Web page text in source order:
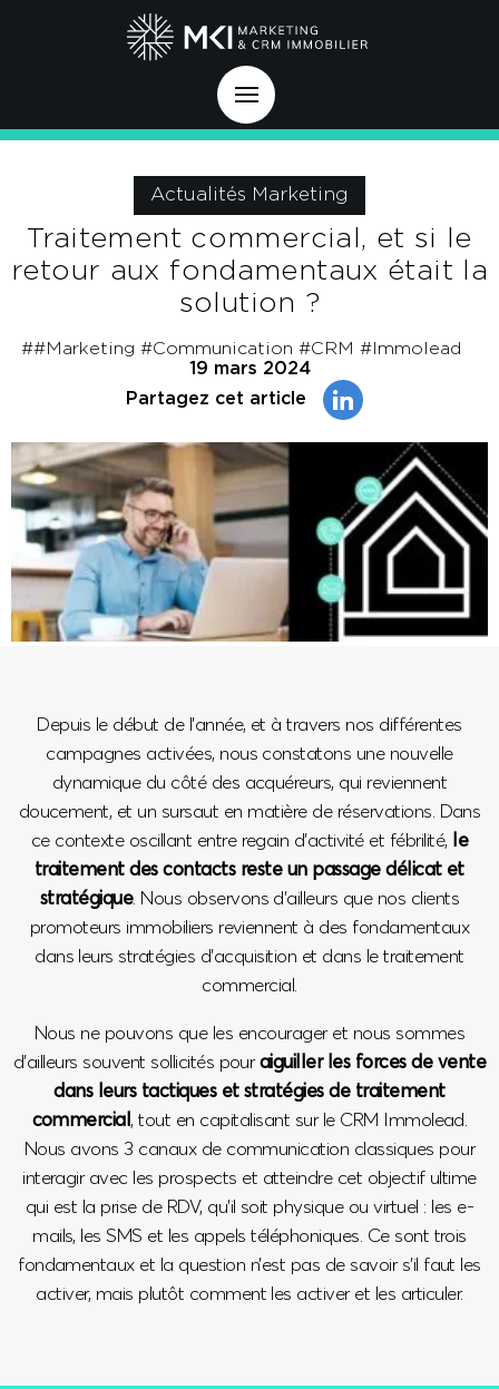
Actualités Marketing
Traitement commercial, et si le
retour aux fondamentaux était la
solution ?
##Marketing #Communication #CRM #Immolead
19 mars 2024
Partagez cet article
Depuis le début de l’année, et à travers nos différentes
campagnes activées, nous constatons une nouvelle
dynamique du côté des acquéreurs, qui reviennent
doucement, et un sursaut en matière de réservations. Dans
ce contexte oscillant entre regain d’activité et fébrilité, le
traitement des contacts reste un passage délicat et
stratégique. Nous observons d’ailleurs que nos clients
promoteurs immobiliers reviennent à des fondamentaux
dans leurs stratégies d’acquisition et dans le traitement
commercial.
Nous ne pouvons que les encourager et nous sommes
d’ailleurs souvent sollicités pouraiguiller les forces de vente
dans leurs tactiques et stratégies de traitement
commercial, tout en capitalisant sur le CRM Immolead.
Nous avons 3 canaux de communication classiques pour
interagir avec les prospects et atteindre cet objectif ultime
qui est la prise de RDV, qu’il soit physique ou virtuel : les e-
mails, les SMS et les appels téléphoniques. Ce sont trois
fondamentaux et la question n’est pas de savoir s’il faut les
activer, mais plutôt comment les activer et les articuler.